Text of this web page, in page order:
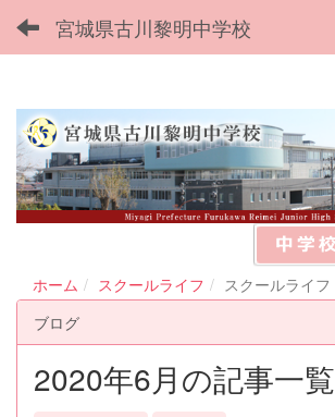
宮城県古川黎明中学校
ホーム スクールライフ
スクールライフ
ブログ
2020年6月の記事一覧